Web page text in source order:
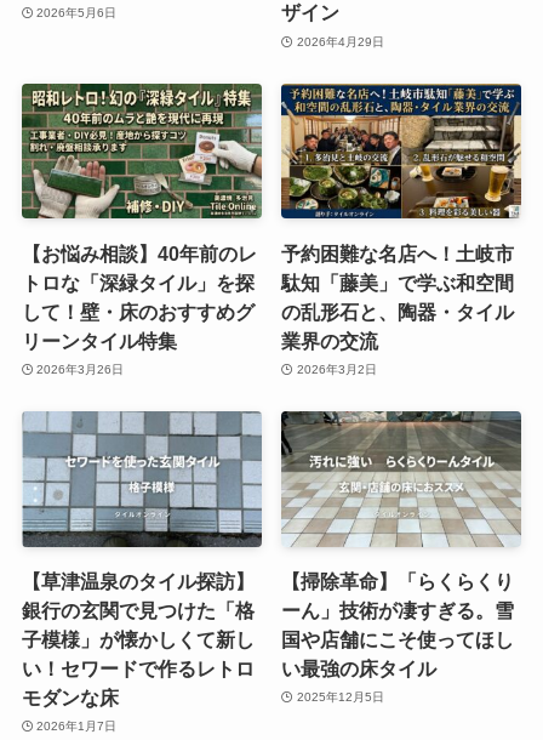
2026年5月6日
ザイン
2026年4月29日
【お悩み相談】40年前のレ
トロな「深緑タイル」を探
して！壁・床のおすすめグ
リーンタイル特集
2026年3月26日
予約困難な名店へ！土岐市
駄知「藤美」で学ぶ和空間
の乱形石と、陶器・タイル
業界の交流
2026年3月2日
【草津温泉のタイル探訪】
銀行の玄関で見つけた「格
子模様」が懐かしくて新し
い！セワードで作るレトロ
モダンな床
2026年1月7日
【掃除革命】「らくらくり
ーん」技術が凄すぎる。雪
国や店舗にこそ使ってほし
い最強の床タイル
2025年12月5日